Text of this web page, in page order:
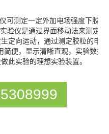
可测定一定外加电场强度下胶粒
验仪是通过界面移动法来测定溶
定向运动，通过测定胶粒的电
简便，显示清晰直观，实验数据
此实验的理想实验装置。